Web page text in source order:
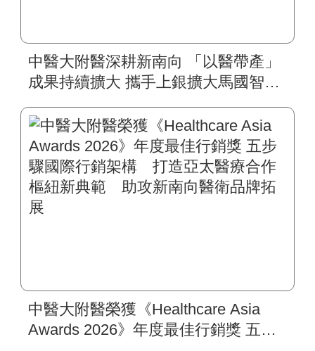
中醫大附醫深耕新南向 「以醫帶產」
成果持續擴大 攜手上銀擴大馬國智慧
東馬
中醫大附醫榮獲《Healthcare Asia
Awards 2026》年度最佳行銷獎 五步